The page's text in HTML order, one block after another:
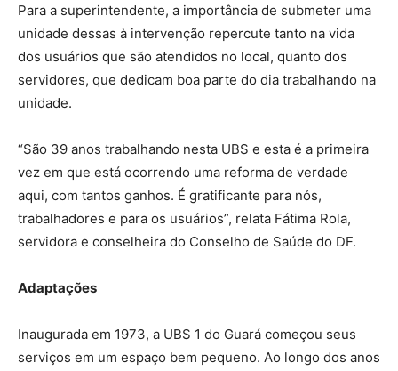
Para a superintendente, a importância de submeter uma
unidade dessas à intervenção repercute tanto na vida
dos usuários que são atendidos no local, quanto dos
servidores, que dedicam boa parte do dia trabalhando na
unidade.
“São 39 anos trabalhando nesta UBS e esta é a primeira
vez em que está ocorrendo uma reforma de verdade
aqui, com tantos ganhos. É gratificante para nós,
trabalhadores e para os usuários”, relata Fátima Rola,
servidora e conselheira do Conselho de Saúde do DF.
Adaptações
Inaugurada em 1973, a UBS 1 do Guará começou seus
serviços em um espaço bem pequeno. Ao longo dos anos